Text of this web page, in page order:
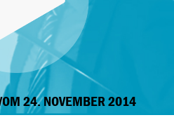
24. NOVEMBER 2014